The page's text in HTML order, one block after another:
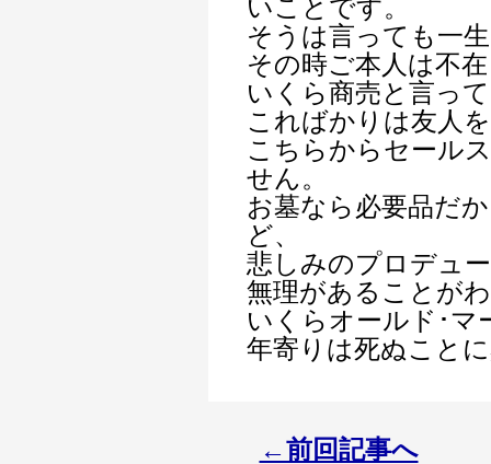
いことです。
そうは言っても一
その時ご本人は不
いくら商売と言っ
こればかりは友人
こちらからセール
せん。
お墓なら必要品だ
ど、
悲しみのプロデュ
無理があることが
いくらオールド･マ
年寄りは死ぬこと
←前回記事へ